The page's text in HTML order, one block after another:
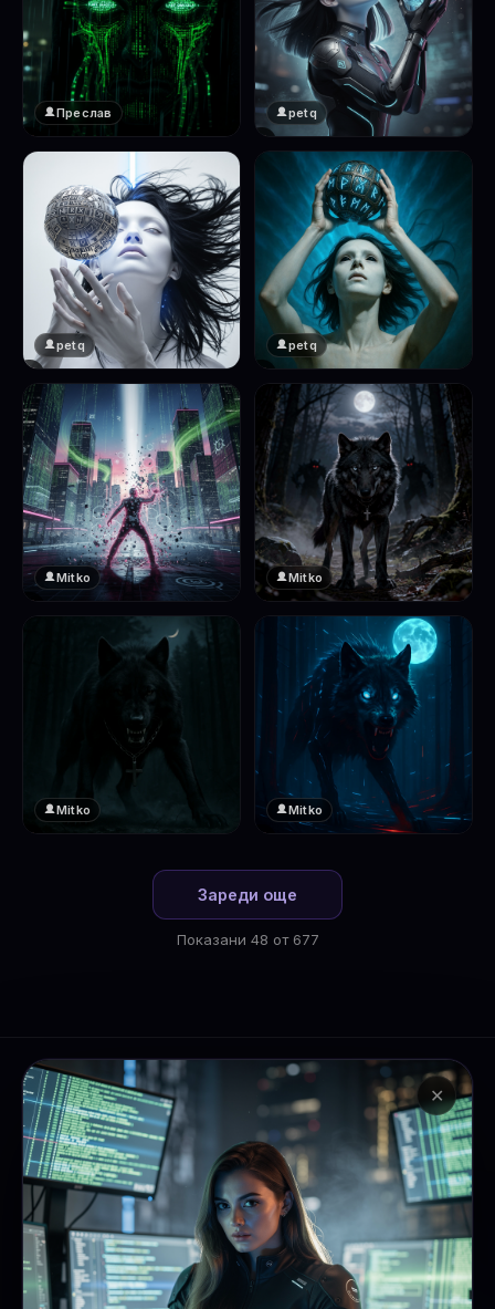
1
Преслав
❤️
petq
❤️
2
petq
❤️
petq
❤️
Mitko
❤️
Mitko
Mitko
Mitko
Зареди още
Показани 48 от 677
✕
AiFluxLab
AI генерации с пет модела на
едно място. GPT Image 1.5, DALL·E
3, FLUX 2 Pro, FLUX 1.1 Ultra и
FLUX Kontext.